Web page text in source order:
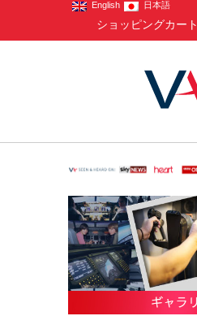
English 日本語
ショッピングカート